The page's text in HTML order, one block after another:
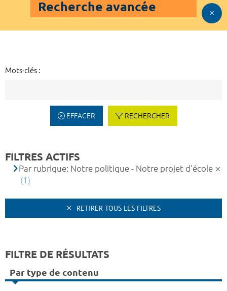
Recherche avancée
Mots-clés :
EFFACER RECHERCHER
FILTRES ACTIFS
Par rubrique: Notre politique - Notre projet d'école
(1)
RETIRER TOUS LES FILTRES
FILTRE DE RÉSULTATS
Par type de contenu